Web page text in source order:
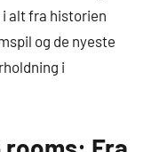
alt fra historien
og de nyeste
i